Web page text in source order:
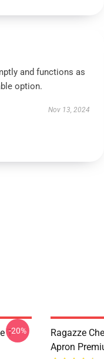
and functions as
option.
Nov 13, 2024
T--20%
Ragazze
Apron